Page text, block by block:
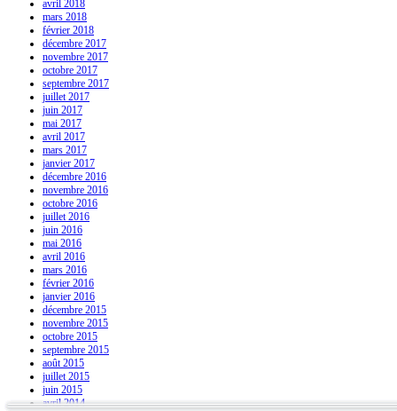
avril 2018
mars 2018
février 2018
décembre 2017
novembre 2017
octobre 2017
septembre 2017
juillet 2017
juin 2017
mai 2017
avril 2017
mars 2017
janvier 2017
décembre 2016
novembre 2016
octobre 2016
juillet 2016
juin 2016
mai 2016
avril 2016
mars 2016
février 2016
janvier 2016
décembre 2015
novembre 2015
octobre 2015
septembre 2015
août 2015
juillet 2015
juin 2015
avril 2014